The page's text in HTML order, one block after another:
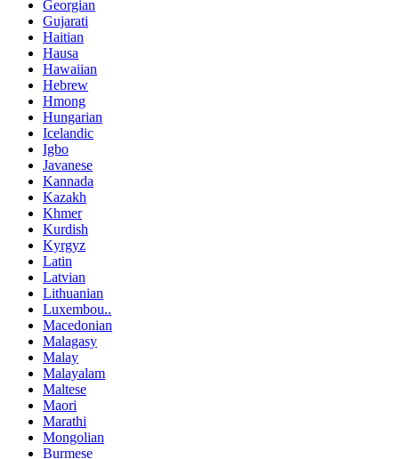
Georgian
Gujarati
Haitian
Hausa
Hawaiian
Hebrew
Hmong
Hungarian
Icelandic
Igbo
Javanese
Kannada
Kazakh
Khmer
Kurdish
Kyrgyz
Latin
Latvian
Lithuanian
Luxembou..
Macedonian
Malagasy
Malay
Malayalam
Maltese
Maori
Marathi
Mongolian
Burmese